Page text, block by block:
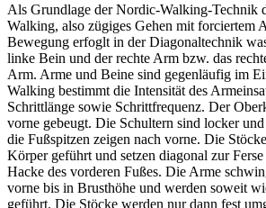
Als Grundlage der Nordic-Walking-Technik
Walking, also zügiges Gehen mit forciertem
Bewegung erfoglt in der Diagonaltechnik
linke Bein und der rechte Arm bzw. das
Arm. Arme und Beine sind gegenläufig im
Walking bestimmt die Intensität des
Schrittlänge sowie Schrittfrequenz. Der
vorne gebeugt. Die Schultern sind locker
die Fußspitzen zeigen nach vorne. Die
Körper geführt und setzen diagonal zur
Hacke des vorderen Fußes. Die Arme
vorne bis in Brusthöhe und werden soweit
geführt. Die Stöcke werden nur dann fest